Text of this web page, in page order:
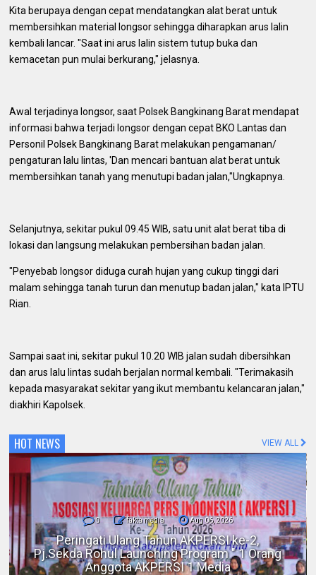
Kita berupaya dengan cepat mendatangkan alat berat untuk
membersihkan material longsor sehingga diharapkan arus lalin
kembali lancar. "Saat ini arus lalin sistem tutup buka dan
kemacetan pun mulai berkurang," jelasnya.
Awal terjadinya longsor, saat Polsek Bangkinang Barat mendapat
informasi bahwa terjadi longsor dengan cepat BKO Lantas dan
Personil Polsek Bangkinang Barat melakukan pengamanan/
pengaturan lalu lintas, 'Dan mencari bantuan alat berat untuk
membersihkan tanah yang menutupi badan jalan,"Ungkapnya.
Selanjutnya, sekitar pukul 09.45 WIB, satu unit alat berat tiba di
lokasi dan langsung melakukan pembersihan badan jalan.
"Penyebab longsor diduga curah hujan yang cukup tinggi dari
malam sehingga tanah turun dan menutup badan jalan," kata IPTU
Rian.
Sampai saat ini, sekitar pukul 10.20 WIB jalan sudah dibersihkan
dan arus lalu lintas sudah berjalan normal kembali. "Terimakasih
kepada masyarakat sekitar yang ikut membantu kelancaran jalan,"
diakhiri Kapolsek.
HOT NEWS VIEW ALL
0 fakta media Aug 06, 2026
Polres Inhil bersama Pemkab Inhil dan
BKSDA Riau Perkuat Sinergi Tangani
Gangguan Kera Liar di Tembilahan